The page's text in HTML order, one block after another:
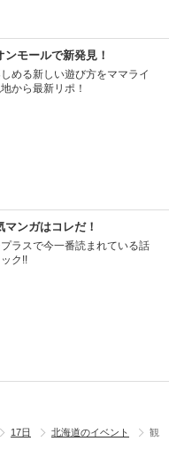
ンモールで新発見！
める新しい遊び方をママライ
から最新リポ！
マンガはコレだ！
ラスで今一番読まれている話
ク!!
17日 北海道のイベント
観